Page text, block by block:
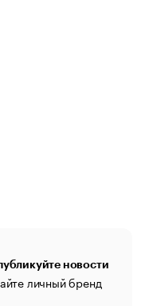
новости
личный бренд